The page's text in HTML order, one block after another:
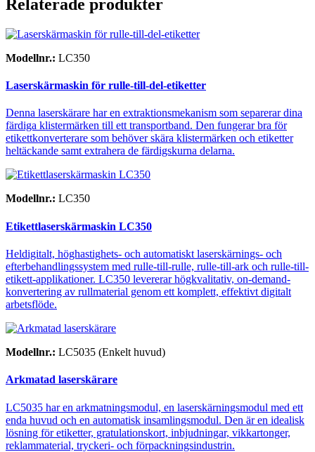
Relaterade produkter
Modellnr.: LC350
Laserskärmaskin för rulle-till-del-etiketter
Denna laserskärare har en extraktionsmekanism som separerar dina
färdiga klistermärken till ett transportband. Den fungerar bra för
etikettkonverterare som behöver skära klistermärken och etiketter
heltäckande samt extrahera de färdigskurna delarna.
Modellnr.: LC350
Etikettlaserskärmaskin LC350
Heldigitalt, höghastighets- och automatiskt laserskärnings- och
efterbehandlingssystem med rulle-till-rulle, rulle-till-ark och rulle-till-
etikett-applikationer. LC350 levererar högkvalitativ, on-demand-
konvertering av rullmaterial genom ett komplett, effektivt digitalt
arbetsflöde.
Modellnr.: LC5035 (Enkelt huvud)
Arkmatad laserskärare
LC5035 har en arkmatningsmodul, en laserskärningsmodul med ett
enda huvud och en automatisk insamlingsmodul. Den är en idealisk
lösning för etiketter, gratulationskort, inbjudningar, vikkartonger,
reklammaterial, tryckeri- och förpackningsindustrin.